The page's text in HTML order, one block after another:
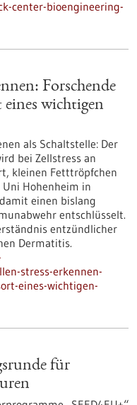
center-bioengineering-
Forschende
wichtigen
als Schaltstelle: Der
bei Zellstress an
kleinen Fetttröpfchen
Uni Hohenheim in
einen bislang
entschlüsselt.
entzündlicher
Dermatitis.
stress-erkennen-
eines-wichtigen-
für